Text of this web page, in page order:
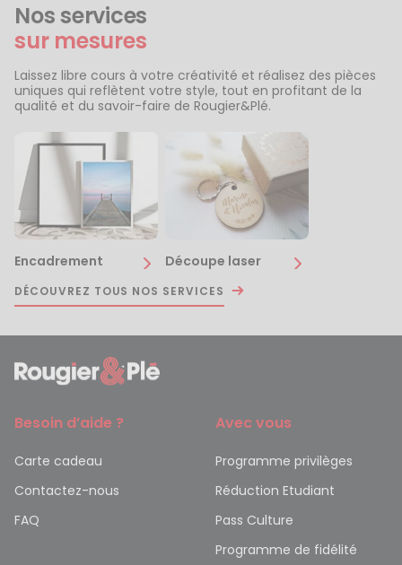
Nos services
sur mesures
Laissez libre cours à votre créativité et réalisez des pièces
uniques qui reflètent votre style, tout en profitant de la
qualité et du savoir-faire de Rougier&Plé.
Encadrement Découpe laser
DÉCOUVREZ TOUS NOS SERVICES
Besoin d’aide ?
Carte cadeau
Contactez-nous
FAQ
Avec vous
Programme privilèges
Réduction Etudiant
Pass Culture
Programme de fidélité